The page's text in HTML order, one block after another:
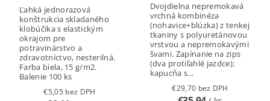
Ľahká jednorazová
konštrukcia skladaného
klobúčika s elastickým
okrajom pre
potravinárstvo a
zdravotníctvo, nesterilná.
Farba biela, 15 g/m2.
Balenie 100 ks
€5,05 bez DPH
Dvojdielna nepremokavá
vrchná kombinéza
(nohavice+blúzka) z tenkej
tkaniny s polyuretánovou
vrstvou a nepremokavými
švami. Zapínanie na zips
(dva protiľahlé jazdce);
kapucňa s...
€29,70 bez DPH